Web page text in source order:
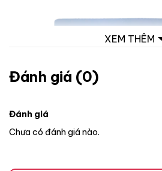
XEM THÊM
Đánh giá (0)
Đánh giá
Chưa có đánh giá nào.